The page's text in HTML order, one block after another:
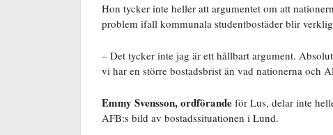
Hon tycker inte heller att argumentet om att
problem ifall kommunala studentbostäder blir
– Det tycker inte jag är ett hållbart argument.
vi har en större bostadsbrist än vad nationerna och
Emmy Svensson, ordförande för Lus, delar inte
AFB:s bild av bostadssituationen i Lund.